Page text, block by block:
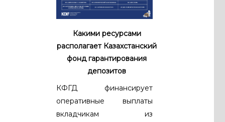
Какими ресурсами
располагает Казахстанский
фонд гарантирования
депозитов
КФГД финансирует
оперативные выплаты
вкладчикам из